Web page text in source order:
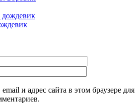
и адрес сайта в этом браузере для